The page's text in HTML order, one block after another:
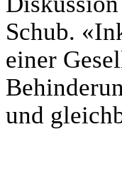
Schub.
einer
und